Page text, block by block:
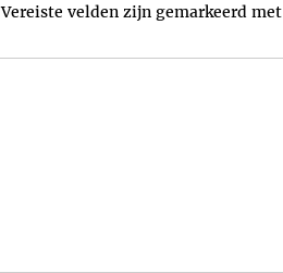
Vereiste velden zijn gemarkeerd met